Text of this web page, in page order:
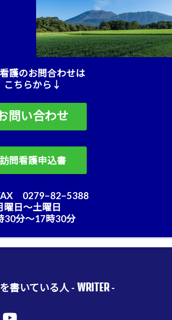
護のお問合わせは
こちらから↓
問い合わせ
訪問看護申込書
0279−82−5388
曜日〜土曜日
30分〜17時30分
書いている人 - WRITER-